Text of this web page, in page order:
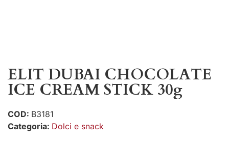
ELIT DUBAI CHOCOLATE
ICE CREAM STICK 30g
COD: B3181
Categoria: Dolci e snack